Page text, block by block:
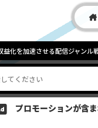
化を加速させる配信ジャンル
プロモーションが含